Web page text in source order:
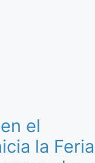
el
la Feria